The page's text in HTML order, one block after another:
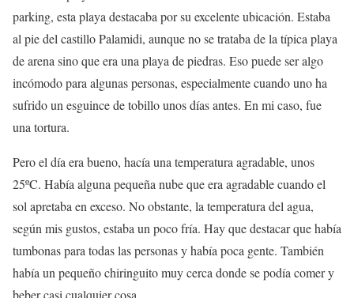
parking, esta playa destacaba por su excelente ubicación. Estaba
al pie del castillo Palamidi, aunque no se trataba de la típica playa
de arena sino que era una playa de piedras. Eso puede ser algo
incómodo para algunas personas, especialmente cuando uno ha
sufrido un esguince de tobillo unos días antes. En mi caso, fue
una tortura.
Pero el día era bueno, hacía una temperatura agradable, unos
25ºC. Había alguna pequeña nube que era agradable cuando el
sol apretaba en exceso. No obstante, la temperatura del agua,
según mis gustos, estaba un poco fría. Hay que destacar que había
tumbonas para todas las personas y había poca gente. También
había un pequeño chiringuito muy cerca donde se podía comer y
beber casi cualquier cosa.